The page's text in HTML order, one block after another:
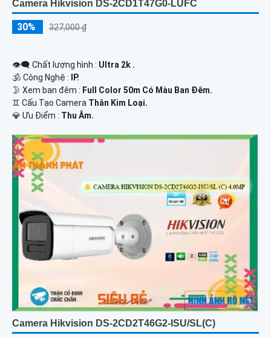
Camera Hikvision DS-2CD1T47G0-LUFC
30% 327,000 ₫
👁️‍🗨 Chất lượng hình : Ultra 2k .
🕉️ Công Nghệ :
IP.
🌛 Xem ban đêm : Full Color 50m Có Màu Ban Đêm.
♊ Cấu Tạo Camera Thân Kim Loại.
️💎 Ưu Điểm : Thu Âm.
Camera Hikvision DS-2CD2T46G2-ISU/SL(C)